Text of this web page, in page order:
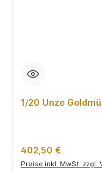
1/20 Unze
Regulärer Preis:
402,50 €
Preise inkl. MwSt. zzgl.